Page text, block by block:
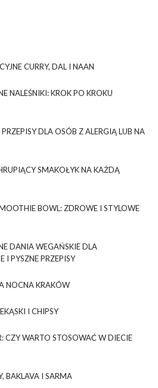
CURRY, DAL I NAAN
NALEŚNIKI: KROK PO KROKU
DLA OSÓB Z ALERGIĄ LUB NA
SMAKOŁYK NA KAŻDĄ
BOWL: ZDROWE I STYLOWE
DANIA WEGAŃSKIE DLA
I PYSZNE PRZEPISY
NOCNA KRAKÓW
I CHIPSY
CZY WARTO STOSOWAĆ W DIECIE
BAKLAVA I SARMA